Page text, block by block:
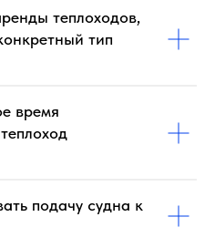
теплоходов,
тип
время
подачу судна к